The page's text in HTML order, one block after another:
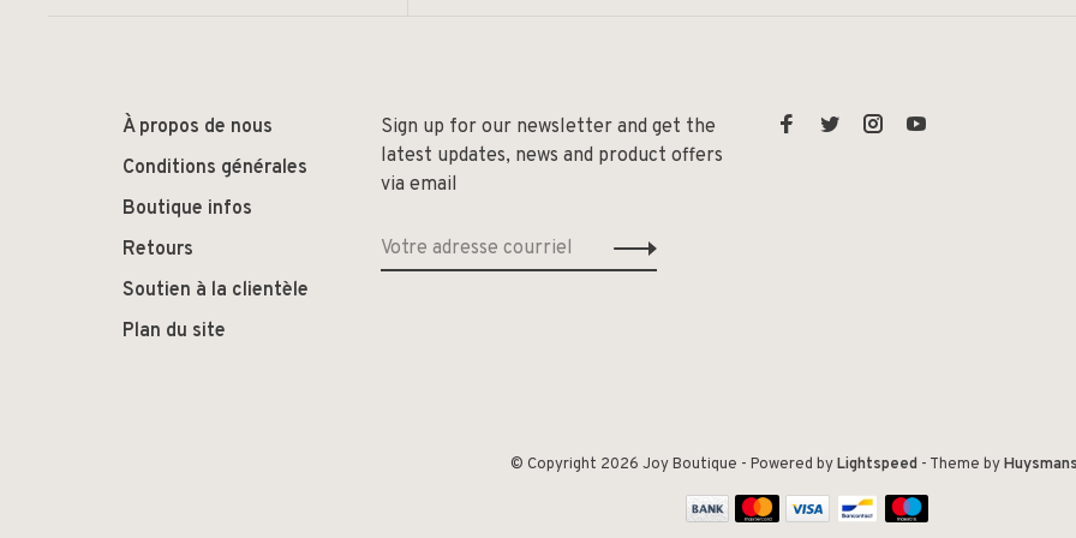
À propos de nous
Conditions générales
Boutique infos
Retours
Soutien à la clientèle
Plan du site
Sign up for our newsletter and get the
latest updates, news and product offers
via email
© Copyright 2026 Joy Boutique - Powered byLightspeed- Theme by